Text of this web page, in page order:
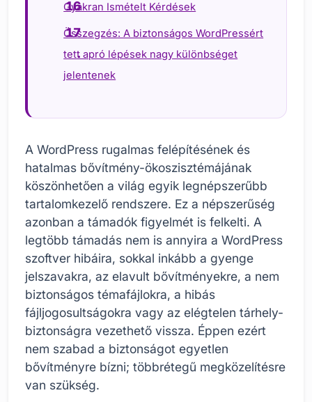
Gyakran Ismételt Kérdések
Összegzés: A biztonságos WordPressért
tett apró lépések nagy különbséget
jelentenek
A WordPress rugalmas felépítésének és
hatalmas bővítmény-ökoszisztémájának
köszönhetően a világ egyik legnépszerűbb
tartalomkezelő rendszere. Ez a népszerűség
azonban a támadók figyelmét is felkelti. A
legtöbb támadás nem is annyira a WordPress
szoftver hibáira, sokkal inkább a gyenge
jelszavakra, az elavult bővítményekre, a nem
biztonságos témafájlokra, a hibás
fájljogosultságokra vagy az elégtelen tárhely-
biztonságra vezethető vissza. Éppen ezért
nem szabad a biztonságot egyetlen
bővítményre bízni; többrétegű megközelítésre
van szükség.